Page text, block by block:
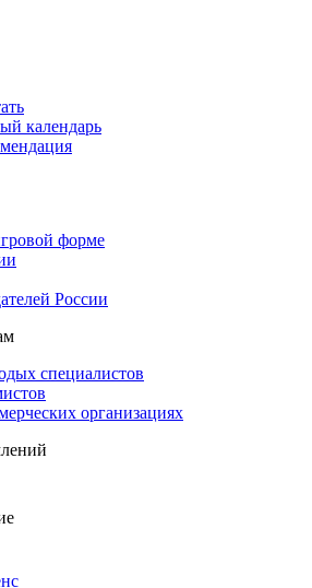
календарь
форме
России
специалистов
организациях